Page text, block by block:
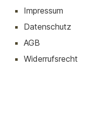
Impressum
Datenschutz
AGB
Widerrufsrecht